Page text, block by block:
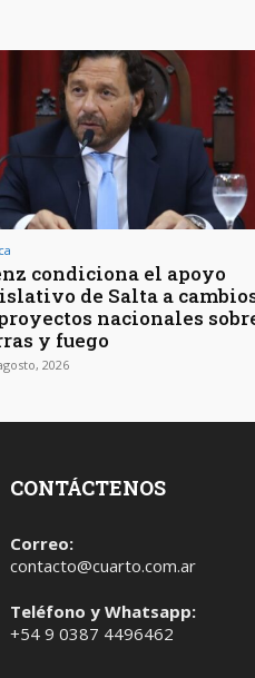
condiciona el apoyo
de Salta a
nacionales
y fuego
2026
CONTÁCTENOS
Correo:
contacto@cuarto.com.ar
Teléfono y Whatsapp:
+54 9 0387 4496462